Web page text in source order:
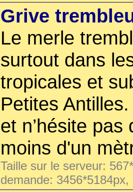
Grive
Le merle
surtout dans
tropicales et
Petites
et n’hésite
moins d'un
Taille sur le serveur:
demande: